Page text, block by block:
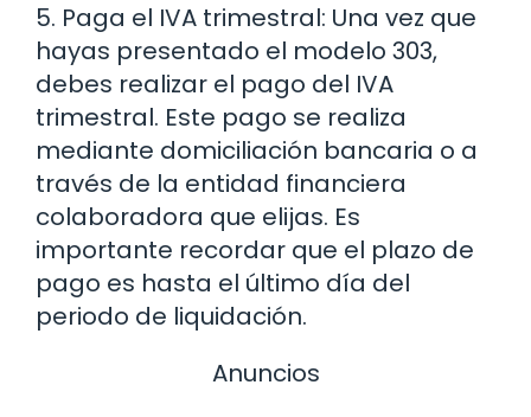
5. Paga el IVA trimestral: Una vez que
hayas presentado el modelo 303,
debes realizar el pago del IVA
trimestral. Este pago se realiza
mediante domiciliación bancaria o a
través de la entidad financiera
colaboradora que elijas. Es
importante recordar que el plazo de
pago es hasta el último día del
periodo de liquidación.
Anuncios